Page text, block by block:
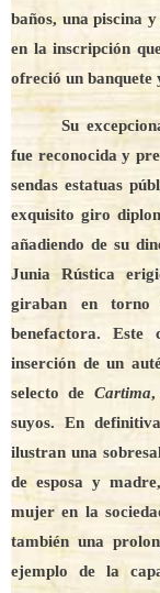
baños, una piscina
en la inscripción
ofreció un banquete
Su
fue reconocida y
sendas estatuas
exquisito giro
añadiendo de su
Junia Rústica
giraban en
benefactora. Este
inserción de un
selecto de Cartima,
suyos. En
ilustran una
de esposa y
mujer en la
también una
ejemplo de la